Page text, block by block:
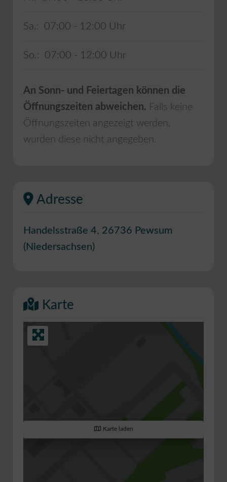
Sa.: 07:00 - 12:00
So.: 07:00 - 12:00
An Sonn- und Feiertagen können die
Öffnungszeiten abweichen. Falls keine
Öffnungszeiten angezeigt werden,
wurden diese nicht angegeben.
Adresse
Handelsstraße 4, 26736 Pewsum
( Niedersachsen)
Karte
Karte laden